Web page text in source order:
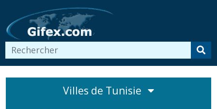
Villes de Tunisie